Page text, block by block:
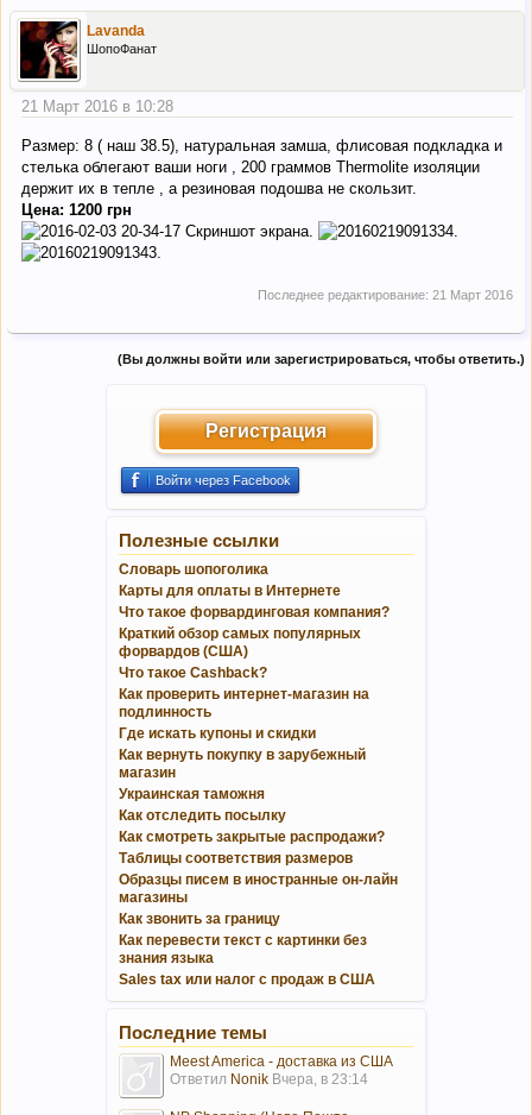
Lavanda
ШопоФанат
21 Март 2016 в 10:28
Размер: 8 ( наш 38.5), натуральная замша, флисовая подкладка и
стелька облегают ваши ноги , 200 граммов Thermolite изоляции
держит их в тепле , а резиновая подошва не скользит.
Цена: 1200 грн
Последнее редактирование: 21 Март 2016
(Вы должны войти или зарегистрироваться, чтобы ответить.)
Регистрация
Войти через Facebook
Полезные ссылки
Словарь шопоголика
Карты для оплаты в Интернете
Что такое форвардинговая компания?
Краткий обзор самых популярных
форвардов (США)
Что такое Cashback?
Как проверить интернет-магазин на
подлинность
Где искать купоны и скидки
Как вернуть покупку в зарубежный
магазин
Украинская таможня
Как отследить посылку
Как смотреть закрытые распродажи?
Таблицы соответствия размеров
Образцы писем в иностранные он-лайн
магазины
Как звонить за границу
Как перевести текст с картинки без
знания языка
Sales tax или налог с продаж в США
Последние темы
Meest America - доставка из США
Ответил Nonik Вчера, в 23:14